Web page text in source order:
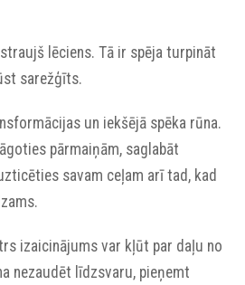
lēciens. Tā ir spēja turpināt
sarežģīts.
un iekšējā spēka rūna.
pārmaiņām, saglabāt
savam ceļam arī tad, kad
izaicinājums var kļūt par daļu no
nezaudēt līdzsvaru, pieņemt